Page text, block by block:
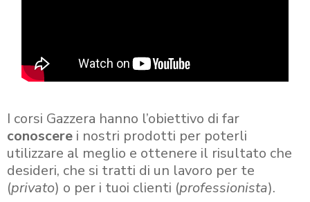
I corsi Gazzera hanno l’obiettivo di far
conoscere i nostri prodotti per poterli
utilizzare al meglio e ottenere il risultato che
desideri, che si tratti di un lavoro per te
(privato) o per i tuoi clienti (professionista).